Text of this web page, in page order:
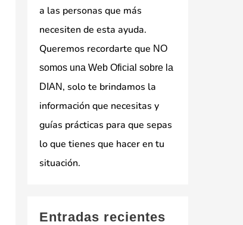
a las personas que más
necesiten de esta ayuda.
Queremos recordarte que NO
somos una Web Oficial sobre la
DIAN , solo te brindamos la
información que necesitas y
guías prácticas para que sepas
lo que tienes que hacer en tu
situación.
Entradas recientes